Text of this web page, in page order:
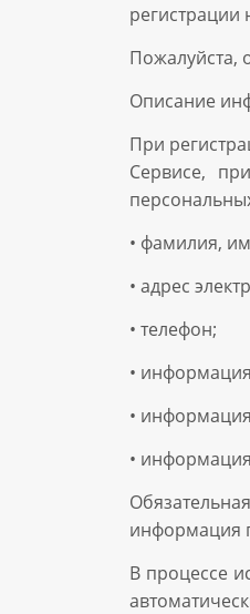
регистрации
Пожалуйста,
Описание
При
Сервисе,
• фамилия,
• адрес
• телефон;
•
•
•
информация
В процессе